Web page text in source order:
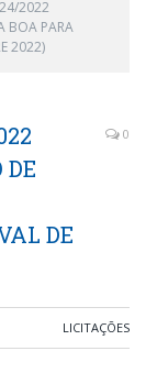
2022
BOA PARA
2022)
DE
DE
0
LICITAÇÕES